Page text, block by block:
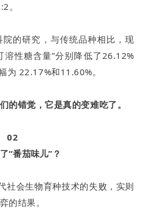
。
的研究，与传统品种相比，现
溶性糖含量”分别降低了26.12%
为 22.17%和11.60%。
的错觉，它是真的变难吃了。
02
“番茄味儿”？
社会生物育种技术的失败，实则
的结果。